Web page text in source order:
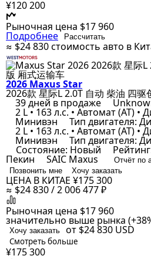
¥120 200
Рыночная цена $17 960
Подробнее Рассчитать
≈ $24 830стоимость авто в
2026 Maxus Star
2026款 星际L 2.0T 自动 柴油 四驱
39 дней в продаже
2 L • 163 л.с. • Автомат (AT) •
Минивэн Тип двигателя:
2 L • 163 л.с. • Автомат (AT) •
Минивэн Тип двигателя:
Состояние: Новый
Пекин SAIC Maxus
Отчёт по
Позвонить мне
Хочу заказать
ЦЕНА В КИТАЕ ¥175 300
≈ $24 830 / 2 006 477 ₽
Рыночная цена $17 960
значительно выше рынка
Хочу заказать от $24 830 USD
Смотреть больше
¥175 300